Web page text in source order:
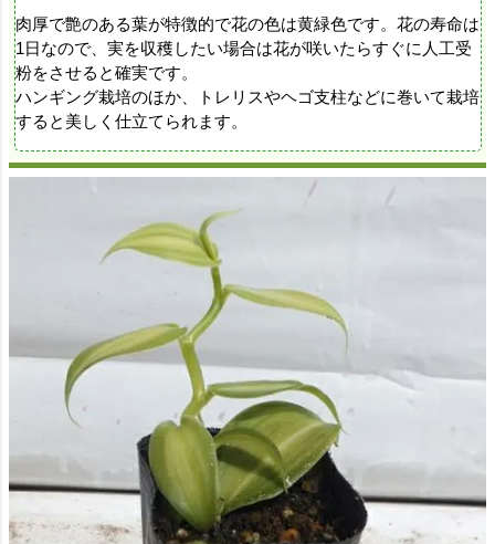
肉厚で艶のある葉が特徴的で花の色は黄緑色です。花の寿命は
1日なので、実を収穫したい場合は花が咲いたらすぐに人工受
粉をさせると確実です。
ハンギング栽培のほか、トレリスやヘゴ支柱などに巻いて栽培
すると美しく仕立てられます。